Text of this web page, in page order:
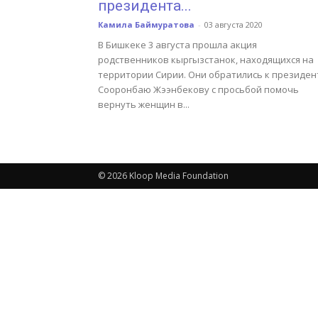
президента...
Камила Баймуратова - 03 августа 2020
В Бишкеке 3 августа прошла акция
родственников кыргызстанок, находящихся на
территории Сирии. Они обратились к
Сооронбаю Жээнбекову с просьбой помочь
вернуть женщин в...
© 2026 Kloop Media Foundation